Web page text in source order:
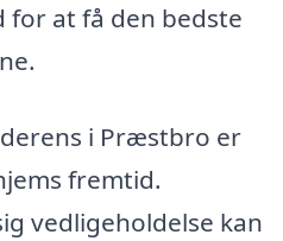
for at få den bedste
i Præstbro er
fremtid.
vedligeholdelse kan